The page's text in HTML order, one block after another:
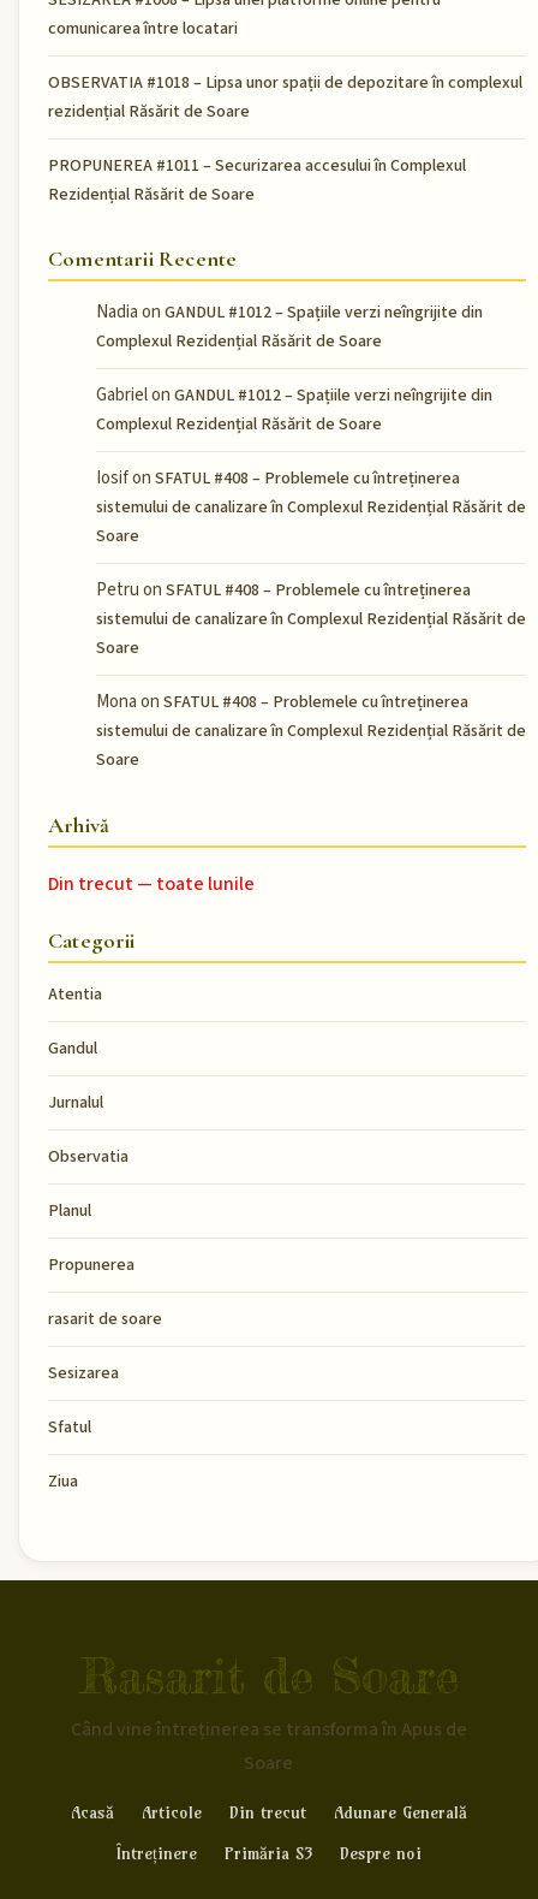
comunicarea între locatari
OBSERVATIA #1018 – Lipsa unor spații de depozitare în complexul
rezidențial Răsărit de Soare
PROPUNEREA #1011 – Securizarea accesului în Complexul
Rezidențial Răsărit de Soare
Comentarii Recente
Nadiaon GANDUL #1012 – Spațiile verzi neîngrijite din
Complexul Rezidențial Răsărit de Soare
Gabrielon GANDUL #1012 – Spațiile verzi neîngrijite din
Complexul Rezidențial Răsărit de Soare
Iosifon SFATUL #408 – Problemele cu întreținerea
sistemului de canalizare în Complexul Rezidențial Răsărit de
Soare
Petruon SFATUL #408 – Problemele cu întreținerea
sistemului de canalizare în Complexul Rezidențial Răsărit de
Soare
Monaon SFATUL #408 – Problemele cu întreținerea
sistemului de canalizare în Complexul Rezidențial Răsărit de
Soare
Arhivă
Din trecut — toate lunile
Categorii
Atentia
Gandul
Jurnalul
Observatia
Planul
Propunerea
rasarit de soare
Sesizarea
Sfatul
Ziua
Rasarit de Soare
Când vine întreținerea se transforma în Apus de
Soare
Acasă Articole Din trecut
Adunare Generală
Întreținere
Primăria S3 Despre noi